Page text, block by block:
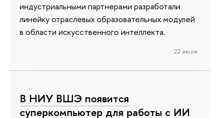
индустриальными партнерами разработали
линейку отраслевых образовательных модулей
в области искусственного интеллекта.
22 июля
В НИУ ВШЭ появится
суперкомпьютер для работы с ИИ